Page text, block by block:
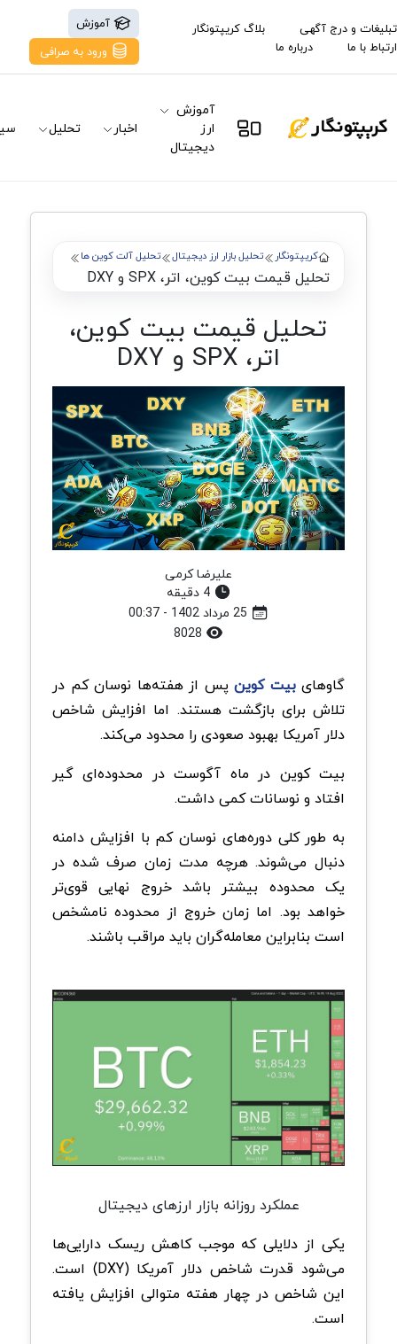
تبلیغات و درج آگهی
بلاگ کریپتونگار
ارتباط با ما
درباره ما
آموزش
ورود به صرافی
آموزش
ارز
دیجیتال
اخبار تحلیل
کریپتونگار تحلیل بازار ارز دیجیتال تحلیل آلت کوین ها
تحلیل قیمت بیت کوین، اتر، SPX و DXY
تحلیل قیمت بیت کوین،
اتر، SPX و DXY
علیرضا کرمی
4 دقیقه
گاوهایبیت کوین پس از هفته‌ها نوسان کم در
تلاش برای بازگشت هستند. اما افزایش شاخص
دلار آمریکا بهبود صعودی را محدود می‌کند.
بیت کوین در ماه آگوست در محدوده‌ای گیر
افتاد و نوسانات کمی داشت.
به طور کلی دوره‌های نوسان کم با افزایش دامنه
دنبال می‌شوند. هرچه مدت زمان صرف شده در
یک محدوده بیشتر باشد خروج نهایی قوی‌تر
خواهد بود. اما زمان خروج از محدوده نامشخص
است بنابراین معامله‌گران باید مراقب باشند.
عملکرد روزانه بازار ارزهای دیجیتال
یکی از دلایلی که موجب کاهش ریسک دارایی‌ها
می‌شود قدرت شاخص دلار آمریکا (DXY) است.
این شاخص در چهار هفته متوالی افزایش یافته
است.